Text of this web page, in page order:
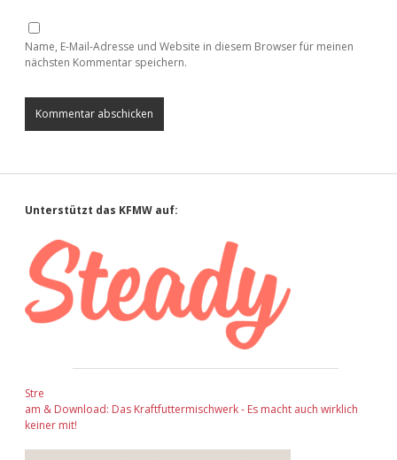
Name, E-Mail-Adresse und Website in diesem Browser für meinen
nächsten Kommentar speichern.
Sidebar
Unterstützt das KFMW auf:
Stre
am & Download: Das Kraftfuttermischwerk - Es macht auch wirklich
keiner mit!